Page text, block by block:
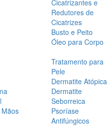
Cicatrizantes e
Redutores de
Cicatrizes
Busto e Peito
Óleo para Corpo
Tratamento para
Pele
Dermatite Atópica
Dermatite
Seborreica
Psoríase
Antifúngicos